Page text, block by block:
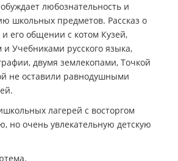
любознательность и
школьных предметов. Рассказ о
его общении с котом Кузей,
Учебниками русского языка,
двумя землекопами, Точкой
не оставили равнодушными
лагерей с восторгом
но очень увлекательную детскую